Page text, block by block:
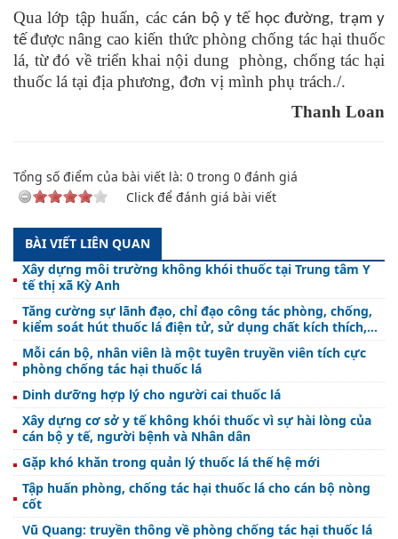
Qua lớp tập huấn, cáccán bộ y tế học đường, trạm y
tếđược nâng cao kiến thức phòng chống táchại thuốc
lá, từ đó về triển khai nội dung phòng, chống tác hại
thuốc lá tại địa phương, đơn vị mình phụ trách./.
Thanh Loan
Tổng số điểm của bài viết là: 0 trong 0 đánh giá
Click để đánh giá bài viết
BÀI VIẾT LIÊN QUAN
Xây dựng môi trường không khói thuốc tại Trung tâm Y
tế thị xã Kỳ Anh
Tăng cường sự lãnh đạo, chỉ đạo công tác phòng, chống,
kiểm soát hút thuốc lá điện tử, sử dụng chất kích thích,
chơi game online không lành mạnh và các tệ nạn xã hội
trong thanh, thiếu nhi.
Mỗi cán bộ, nhân viên là một tuyên truyền viên tích cực
phòng chống tác hại thuốc lá
Dinh dưỡng hợp lý cho người cai thuốc lá
Xây dựng cơ sở y tế không khói thuốc vì sự hài lòng của
cán bộ y tế, người bệnh và Nhân dân
Gặp khó khăn trong quản lý thuốc lá thế hệ mới
Tập huấn phòng, chống tác hại thuốc lá cho cán bộ nòng
cốt
Vũ Quang: truyền thông về phòng chống tác hại thuốc lá